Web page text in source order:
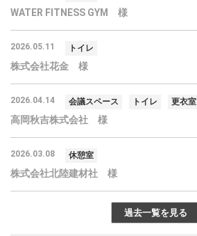
WATER FITNESS GYM 様
2026.05.11 トイレ
株式会社花金 様
2026.04.14 会議スペース トイレ 更衣室
高岡秋吉株式会社 様
2026.03.08 休憩室
株式会社北陸建材社 様
過去一覧を見る